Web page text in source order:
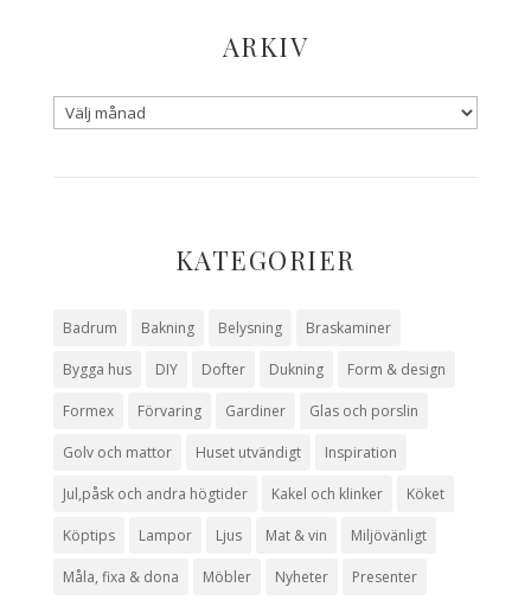
ARKIV
KATEGORIER
Badrum Bakning Belysning Braskaminer
Bygga hus DIY Dofter Dukning Form & design
Formex Förvaring Gardiner Glas och porslin
Golv och mattor Huset utvändigt Inspiration
Jul,påsk och andra högtider Kakel och klinker Köket
Köptips Lampor Ljus Mat & vin Miljövänligt
Måla, fixa & dona Möbler Nyheter Presenter